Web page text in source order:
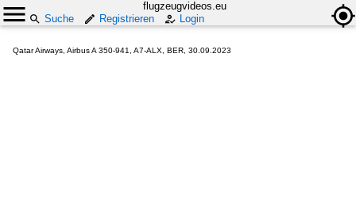
flugzeugvideos.eu
Suche
Registrieren Login
Qatar Airways, Airbus A 350-941, A7-ALX, BER, 30.09.2023